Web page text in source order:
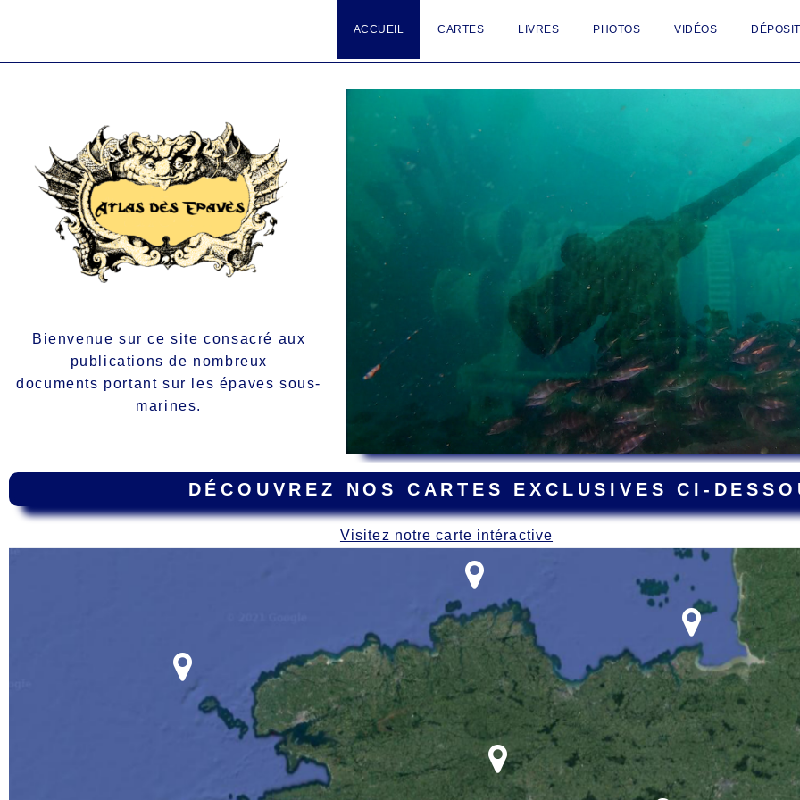
ACCUEIL CARTES LIVRES PHOTOS VIDÉOS
Bienvenue sur ce site consacré aux
publications de nombreux
documents portant sur les épaves sous-
marines.
DÉCOUVREZ NOS CARTES EXCLUSIVES CI-
Visitez notre carte intéractive
des épaves durant la Grande Guerre